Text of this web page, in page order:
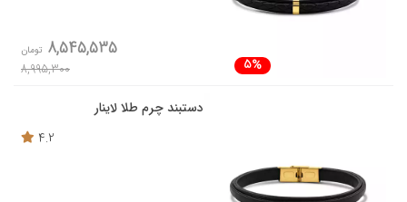
5%
8,545,535 تومان
8,995,300
دستبند چرم طلا لاینار
4.2